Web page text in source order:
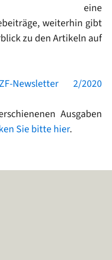
eine
weiterhin gibt
zu den Artikeln auf
Newsletter 2/2020
Ausgaben
Sie bitte hier.